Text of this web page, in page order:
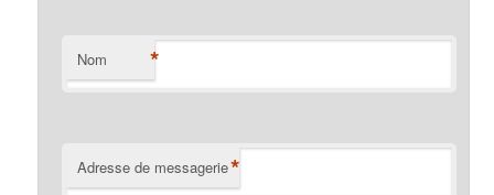
Nom *
Adresse de messagerie*